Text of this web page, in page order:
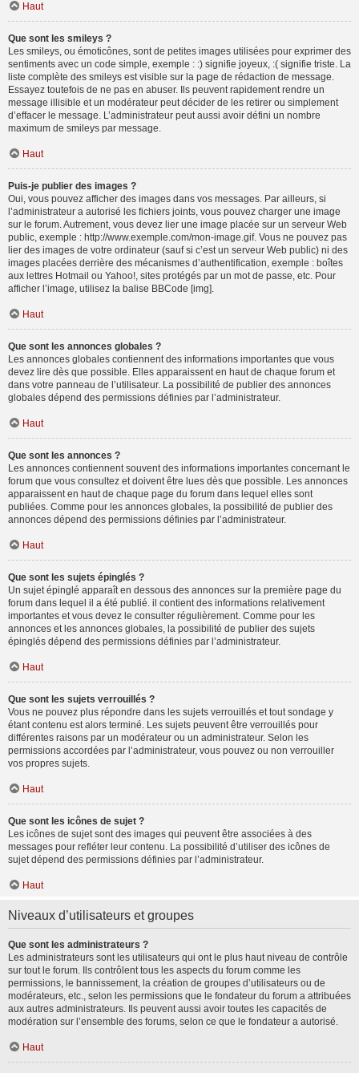
Haut
Que sont les smileys ?
Les smileys, ou émoticônes, sont de petites images utilisées pour exprimer des
sentiments avec un code simple, exemple : :) signifie joyeux, :( signifie triste. La
liste complète des smileys est visible sur la page de rédaction de message.
Essayez toutefois de ne pas en abuser. Ils peuvent rapidement rendre un
message illisible et un modérateur peut décider de les retirer ou simplement
d’effacer le message. L’administrateur peut aussi avoir défini un nombre
maximum de smileys par message.
Haut
Puis-je publier des images ?
Oui, vous pouvez afficher des images dans vos messages. Par ailleurs, si
l’administrateur a autorisé les fichiers joints, vous pouvez charger une image
sur le forum. Autrement, vous devez lier une image placée sur un serveur Web
public, exemple : http://www.exemple.com/mon-image.gif. Vous ne pouvez pas
lier des images de votre ordinateur (sauf si c’est un serveur Web public) ni des
images placées derrière des mécanismes d’authentification, exemple : boîtes
aux lettres Hotmail ou Yahoo!, sites protégés par un mot de passe, etc. Pour
afficher l’image, utilisez la balise BBCode [img].
Haut
Que sont les annonces globales ?
Les annonces globales contiennent des informations importantes que vous
devez lire dès que possible. Elles apparaissent en haut de chaque forum et
dans votre panneau de l’utilisateur. La possibilité de publier des annonces
globales dépend des permissions définies par l’administrateur.
Haut
Que sont les annonces ?
Les annonces contiennent souvent des informations importantes concernant le
forum que vous consultez et doivent être lues dès que possible. Les annonces
apparaissent en haut de chaque page du forum dans lequel elles sont
publiées. Comme pour les annonces globales, la possibilité de publier des
annonces dépend des permissions définies par l’administrateur.
Haut
Que sont les sujets épinglés ?
Un sujet épinglé apparaît en dessous des annonces sur la première page du
forum dans lequel il a été publié. il contient des informations relativement
importantes et vous devez le consulter régulièrement. Comme pour les
annonces et les annonces globales, la possibilité de publier des sujets
épinglés dépend des permissions définies par l’administrateur.
Haut
Que sont les sujets verrouillés ?
Vous ne pouvez plus répondre dans les sujets verrouillés et tout sondage y
étant contenu est alors terminé. Les sujets peuvent être verrouillés pour
différentes raisons par un modérateur ou un administrateur. Selon les
permissions accordées par l’administrateur, vous pouvez ou non verrouiller
vos propres sujets.
Haut
Que sont les icônes de sujet ?
Les icônes de sujet sont des images qui peuvent être associées à des
messages pour refléter leur contenu. La possibilité d’utiliser des icônes de
sujet dépend des permissions définies par l’administrateur.
Haut
Niveaux d’utilisateurs et groupes
Que sont les administrateurs ?
Les administrateurs sont les utilisateurs qui ont le plus haut niveau de contrôle
sur tout le forum. Ils contrôlent tous les aspects du forum comme les
permissions, le bannissement, la création de groupes d’utilisateurs ou de
modérateurs, etc., selon les permissions que le fondateur du forum a attribuées
aux autres administrateurs. Ils peuvent aussi avoir toutes les capacités de
modération sur l’ensemble des forums, selon ce que le fondateur a autorisé.
Haut